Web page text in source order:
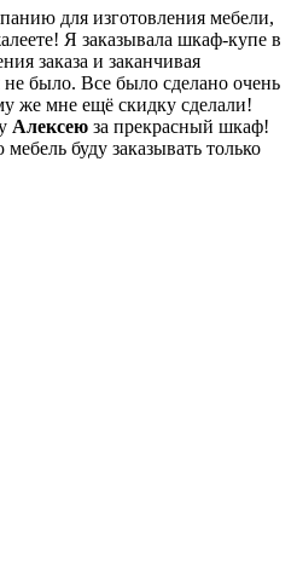
для изготовления мебели,
Я заказывала шкаф-купе в
заказа и заканчивая
было. Все было сделано очень
же мне ещё скидку сделали!
Алексею за прекрасный шкаф!
буду заказывать только